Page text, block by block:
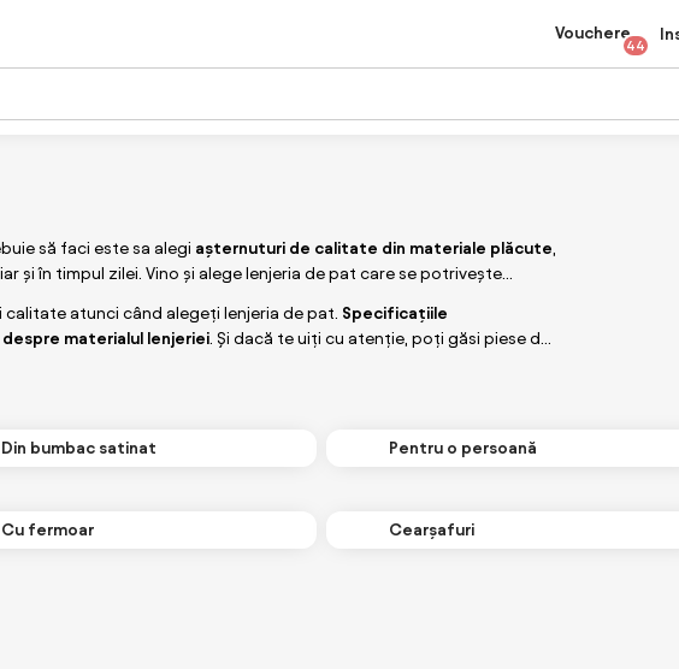
Vouchere
44
să faci este sa alegi așternuturi de calitate din materiale plăcute,
și în timpul zilei. Vino și alege lenjeria de pat care se potrivește
atunci când alegeți lenjeria de pat. Specificațiile
materialul lenjeriei. Și dacă te uiți cu atenție, poți găsi piese de
Din bumbac satinat Pentru o persoană
Cu fermoar Cearșafuri